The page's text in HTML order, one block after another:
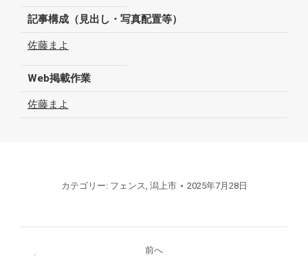
記事構成（見出し・写真配置等）
佐藤まよ
Web掲載作業
佐藤まよ
カテゴリー: フェンス 潟上市 2025年7月28日
前へ